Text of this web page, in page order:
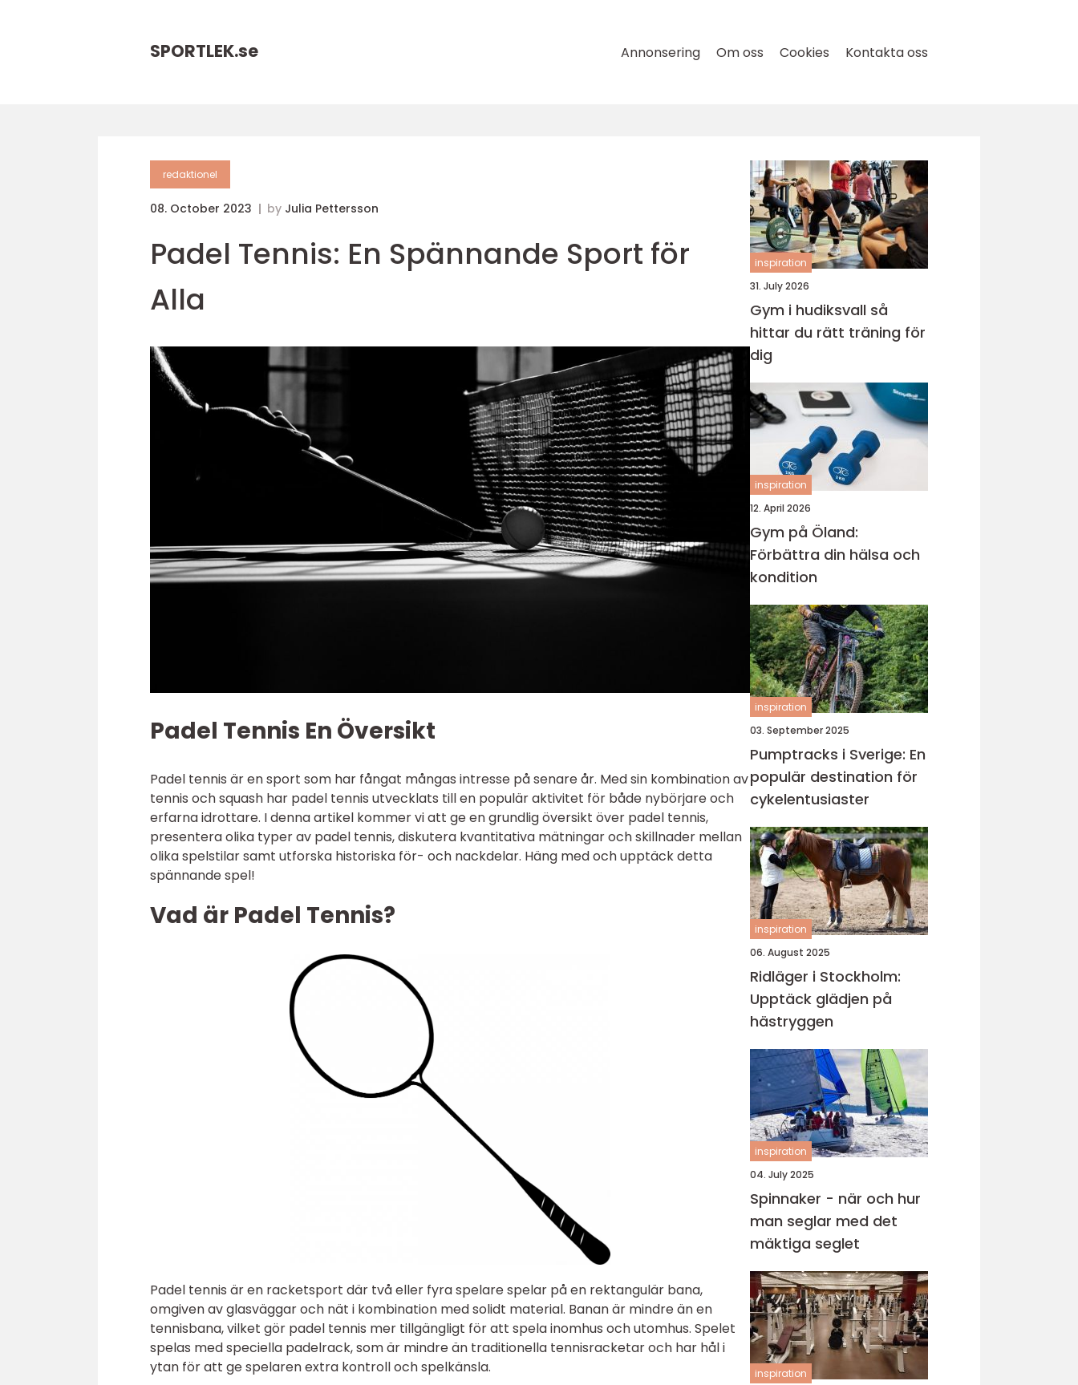
SPORTLEK.se Annonsering Om oss Cookies Kontakta oss
redaktionel
08. October 2023 by Julia Pettersson
Padel Tennis: En Spännande Sport för
Alla
Padel Tennis En Översikt
Padel tennis är en sport som har fångat mångas intresse på senare år. Med sin kombination av
tennis och squash har padel tennis utvecklats till en populär aktivitet för både nybörjare och
erfarna idrottare. I denna artikel kommer vi att ge en grundlig översikt över padel tennis,
presentera olika typer av padel tennis, diskutera kvantitativa mätningar och skillnader mellan
olika spelstilar samt utforska historiska för- och nackdelar. Häng med och upptäck detta
spännande spel!
Vad är Padel Tennis?
Padel tennis är en racketsport där två eller fyra spelare spelar på en rektangulär bana,
omgiven av glasväggar och nät i kombination med solidt material. Banan är mindre än en
tennisbana, vilket gör padel tennis mer tillgängligt för att spela inomhus och utomhus. Spelet
spelas med speciella padelrack, som är mindre än traditionella tennisracketar och har hål i
ytan för att ge spelaren extra kontroll och spelkänsla.
inspiration
31. July 2026
Gym i hudiksvall så
hittar du rätt träning för
dig
inspiration
12. April 2026
Gym på Öland:
Förbättra din hälsa och
kondition
inspiration
03. September 2025
Pumptracks i Sverige: En
populär destination för
cykelentusiaster
inspiration
06. August 2025
Ridläger i Stockholm:
Upptäck glädjen på
hästryggen
inspiration
04. July 2025
Spinnaker - när och hur
man seglar med det
mäktiga seglet
inspiration